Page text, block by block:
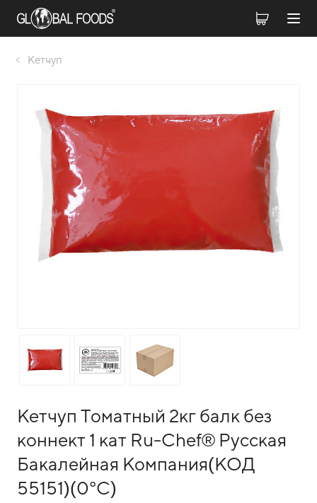
Кетчуп
Кетчуп Томатный 2кг балк без
коннект 1 кат Ru-Chef® Русская
Бакалейная Компания(КОД
55151)(0°С)